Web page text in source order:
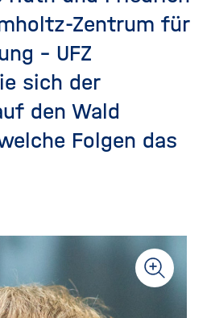
Zentrum für
– UFZ
sich der
den Wald
Folgen das